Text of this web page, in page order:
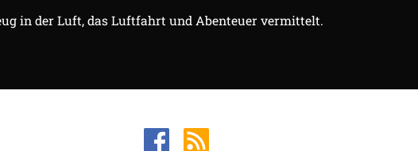
in der Luft, das Luftfahrt und Abenteuer vermittelt.